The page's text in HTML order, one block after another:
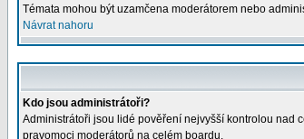
Témata mohou být uzamčena moderátorem nebo
Návrat nahoru
Kdo jsou administrátoři?
Administrátoři jsou lidé pověření nejvyšší kontrolou nad
pravomoci moderátorů na celém boardu.